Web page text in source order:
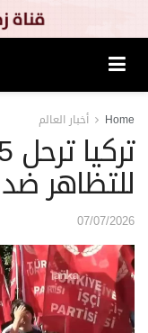
Home أخبار العالم
للتظاهر
07/07/2026